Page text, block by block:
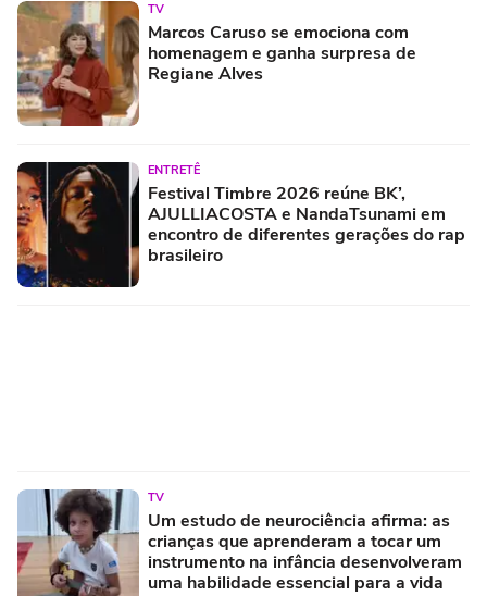
TV
Marcos Caruso se emociona com
homenagem e ganha surpresa de
Regiane Alves
ENTRETÊ
Festival Timbre 2026 reúne BK’,
AJULLIACOSTA e NandaTsunami em
encontro de diferentes gerações do rap
brasileiro
TV
Um estudo de neurociência afirma: as
crianças que aprenderam a tocar um
instrumento na infância desenvolveram
uma habilidade essencial para a vida